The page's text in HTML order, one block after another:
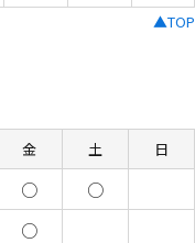
▲TOP
金 土
日
○ ○
○